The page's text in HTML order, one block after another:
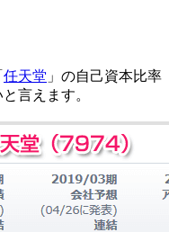
任天堂 」の自己資本比率
言えます。